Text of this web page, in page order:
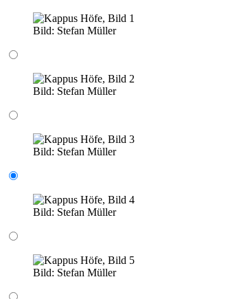
Bild: Stefan Müller
Bild: Stefan Müller
Bild: Stefan Müller
Bild: Stefan Müller
Bild: Stefan Müller